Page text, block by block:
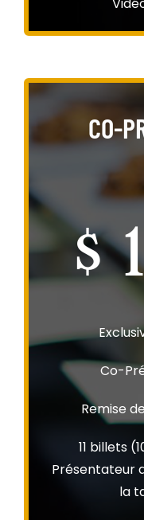
CO-
$
Co-
Remise
11 billets
Présentateur
la